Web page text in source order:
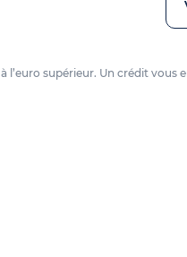
l’euro supérieur. Un crédit